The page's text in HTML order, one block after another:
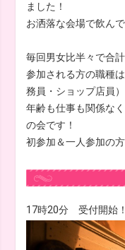
ました！
お洒落な会場で飲ん
毎回男女比半々で合
参加される方の職種
務員・ショップ店員
年齢も仕事も関係な
の会です！
初参加＆一人参加の
17時20分 受付開始